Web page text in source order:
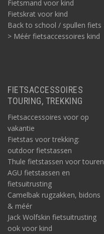
Fietsmand voor kind
Fietskrat voor kind
Back to school / spullen fiets
> Méér fietsaccessoires kind
FIETSACCESSOIRES
TOURING, TREKKING
Fietsaccessoires voor op
vakantie
Fietstas voor trekking:
outdoor fietstassen
Thule fietstassen voor touren
AGU fietstassen en
fietsuitrusting
Camelbak rugzakken, bidons
& méér
Jack Wolfskin fietsuitrusting
ook voor kind